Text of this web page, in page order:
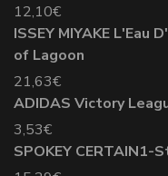
12,10€
ISSEY MIYAKE L'Eau
of Lagoon
21,63€
ADIDAS Victory
3,53€
SPOKEY CERTAIN1-